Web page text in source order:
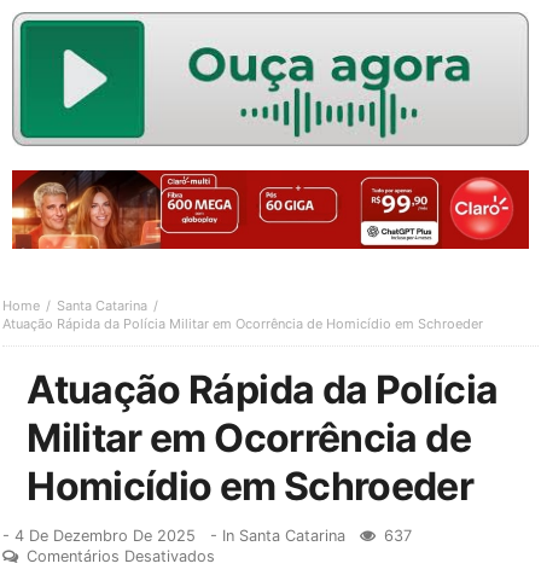
Home
Santa Catarina
Atuação Rápida da Polícia Militar em Ocorrência de Homicídio em Schroeder
Atuação Rápida da Polícia
Militar em Ocorrência de
Homicídio em Schroeder
-4 De Dezembro De 2025 - In Santa Catarina
637
Comentários Desativados